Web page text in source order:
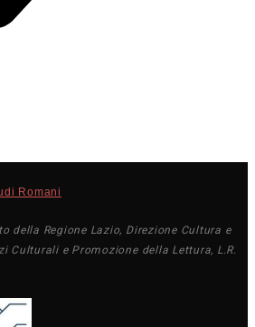
della Regione Lazio, Direzione Cultura e
Culturali e Promozione della Lettura, L.R.